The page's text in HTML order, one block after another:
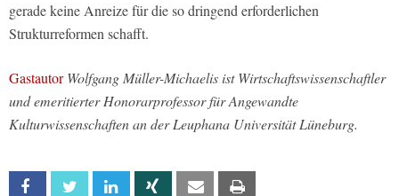
gerade keine Anreize für die so dringend erforderlichen
Strukturreformen schafft.
GastautorWolfgang Müller-Michaelis ist Wirtschaftswissenschaftler
und emeritierter Honorarprofessor für Angewandte
Kulturwissenschaften an der Leuphana Universität Lüneburg.
Facebook Twitter Linkedin Xing Email